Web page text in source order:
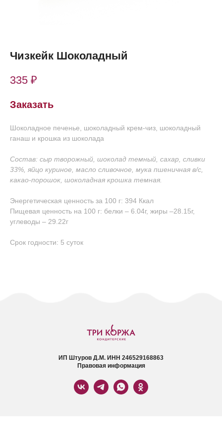
Чизкейк Шоколадный
335 ₽
Заказать
Шоколадное печенье, шоколадный крем-чиз, шоколадный
ганаш и крошка из шоколада
Состав: сыр творожный, шоколад темный, сахар, сливки
33%, яйцо куриное, масло сливочное, мука пшеничная в/с,
какао-порошок, шоколадная крошка темная.
Энергетическая ценность за 100 г: 394 Ккал
Пищевая ценность на 100 г: белки – 6.04г, жиры –28.15г,
углеводы – 29.22г
Срок годности: 5 суток
ИП Штуров Д.М. ИНН 246529168863
Правовая информация